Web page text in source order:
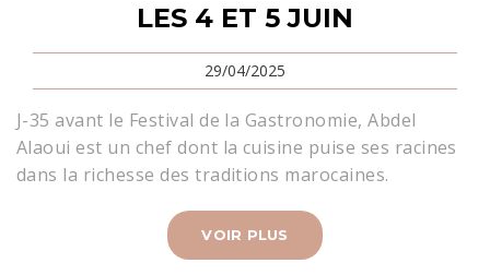
LES 4 ET 5 JUIN
29/04/2025
J-35 avant le Festival de la Gastronomie, Abdel
Alaoui est un chef dont la cuisine puise ses racines
dans la richesse des traditions marocaines.
VOIR PLUS